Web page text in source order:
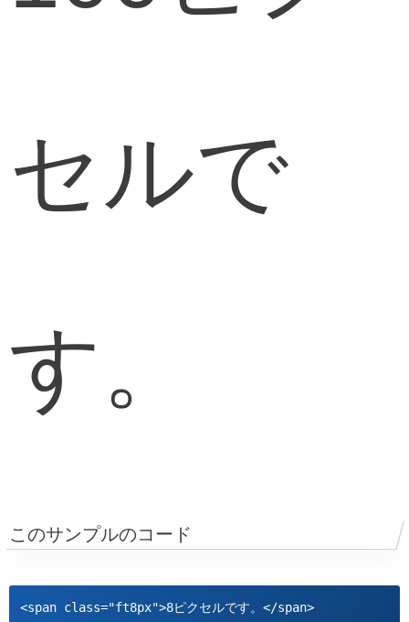
セルで
す。
このサンプルのコード
<span class="ft8px">8ピクセルです。</span>